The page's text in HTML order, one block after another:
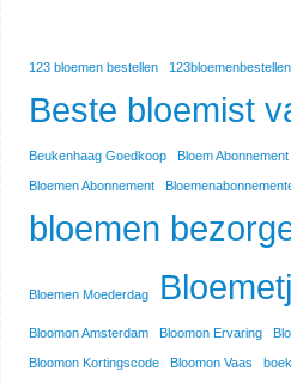
123 bloemen bestellen 123bloemenbestellen
Beste bloemist
Beukenhaag Goedkoop Bloem Abonnement
Bloemen Abonnement
bloemen
Bloemen Moederdag
Bloomon Amsterdam Bloomon Ervaring
Bloomon Kortingscode Bloomon Vaas